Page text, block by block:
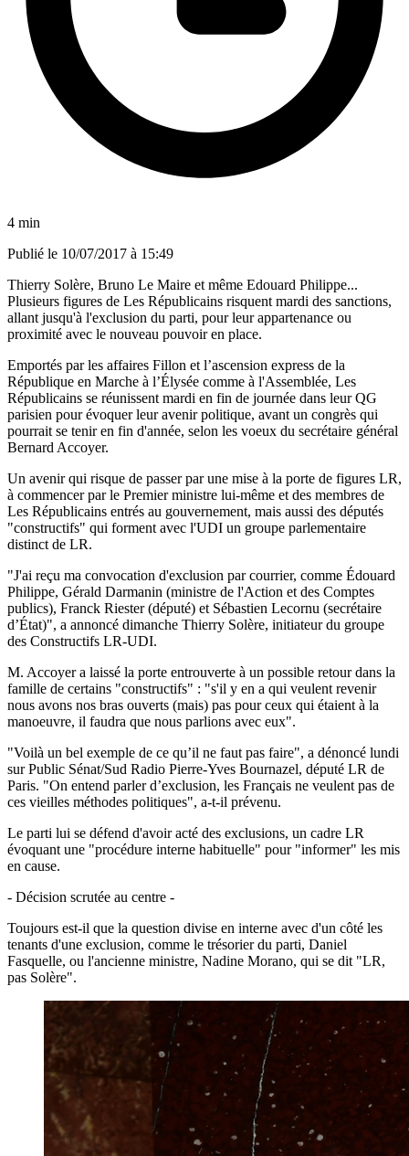
4 min
Publié le 10/07/2017 à 15:49
Thierry Solère, Bruno Le Maire et même Edouard Philippe...
Plusieurs figures de Les Républicains risquent mardi des sanctions,
allant jusqu'à l'exclusion du parti, pour leur appartenance ou
proximité avec le nouveau pouvoir en place.
Emportés par les affaires Fillon et l’ascension express de la
République en Marche à l’Élysée comme à l'Assemblée, Les
Républicains se réunissent mardi en fin de journée dans leur QG
parisien pour évoquer leur avenir politique, avant un congrès qui
pourrait se tenir en fin d'année, selon les voeux du secrétaire général
Bernard Accoyer.
Un avenir qui risque de passer par une mise à la porte de figures LR,
à commencer par le Premier ministre lui-même et des membres de
Les Républicains entrés au gouvernement, mais aussi des députés
"constructifs" qui forment avec l'UDI un groupe parlementaire
distinct de LR.
"J'ai reçu ma convocation d'exclusion par courrier, comme Édouard
Philippe, Gérald Darmanin (ministre de l'Action et des Comptes
publics), Franck Riester (député) et Sébastien Lecornu (secrétaire
d’État)", a annoncé dimanche Thierry Solère, initiateur du groupe
des Constructifs LR-UDI.
M. Accoyer a laissé la porte entrouverte à un possible retour dans la
famille de certains "constructifs" : "s'il y en a qui veulent revenir
nous avons nos bras ouverts (mais) pas pour ceux qui étaient à la
manoeuvre, il faudra que nous parlions avec eux".
"Voilà un bel exemple de ce qu’il ne faut pas faire", a dénoncé lundi
sur Public Sénat/Sud Radio Pierre-Yves Bournazel, député LR de
Paris. "On entend parler d’exclusion, les Français ne veulent pas de
ces vieilles méthodes politiques", a-t-il prévenu.
Le parti lui se défend d'avoir acté des exclusions, un cadre LR
évoquant une "procédure interne habituelle" pour "informer" les mis
en cause.
- Décision scrutée au centre -
Toujours est-il que la question divise en interne avec d'un côté les
tenants d'une exclusion, comme le trésorier du parti, Daniel
Fasquelle, ou l'ancienne ministre, Nadine Morano, qui se dit "LR,
pas Solère".